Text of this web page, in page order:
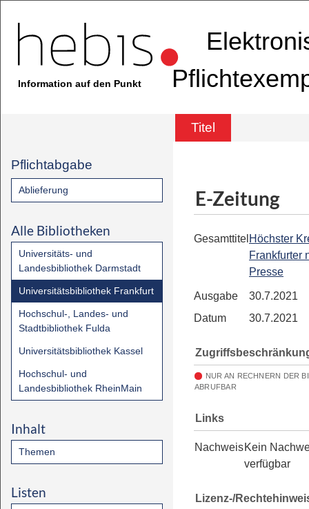
Information auf den Punkt
Titel
Pflichtabgabe
Ablieferung
Alle Bibliotheken
Universitäts- und
Landesbibliothek Darmstadt
Universitätsbibliothek Frankfurt
Hochschul-, Landes- und
Stadtbibliothek Fulda
Universitätsbibliothek Kassel
Hochschul- und
Landesbibliothek RheinMain
Inhalt
Themen
Listen
E-Zeitung
Gesamttitel Höchster
Frankfurter
Presse
Ausgabe
30.7.2021
Datum
30.7.2021
NUR AN RECHNERN DER
ABRUFBAR
Links
NachweisKein
verfügbar
Lizenz-/